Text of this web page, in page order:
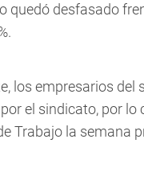
quedó desfasado
los empresarios
el sindicato, por lo
Trabajo la semana